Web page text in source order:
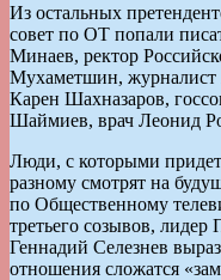
Из остальных
совет по ОТ попали
Минаев, ректор
Мухаметшин, журналист
Карен Шахназаров,
Шаймиев, врач Леонид
Люди, с которыми
разному смотрят на
по Общественному
третьего созывов,
Геннадий Селезнев
отношения сложатся